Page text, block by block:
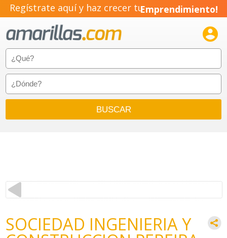
Regístrate aquí y haz crecer tuEmprendimiento!

SOCIEDAD INGENIERIA Y